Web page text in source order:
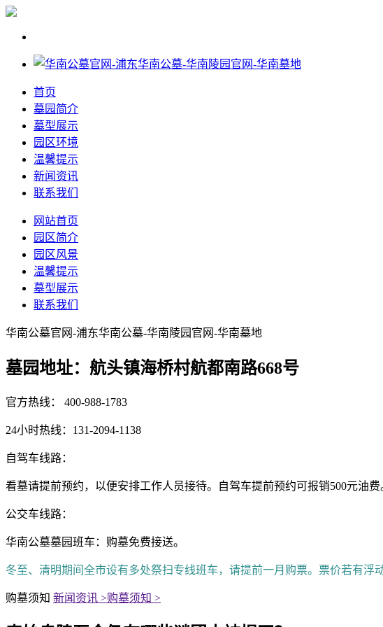
首页
墓园简介
墓型展示
园区环境
温馨提示
新闻资讯
联系我们
网站首页
园区简介
园区风景
温馨提示
墓型展示
联系我们
华南公墓官网-浦东华南公墓-华南陵园官网-华南墓地
墓园地址：航头镇海桥村航都南路668号
官方热线： 400-988-1783
24小时热线：131-2094-1138
自驾车线路：
看墓请提前预约，以便安排工作人员接待。自驾车提前预约可报销500元油费
公交车线路：
华南公墓墓园班车：购墓免费接送。
冬至、清明期间全市设有多处祭扫专线班车，请提前一月购票。票价若有浮
购墓须知 新闻资讯 >购墓须知 >